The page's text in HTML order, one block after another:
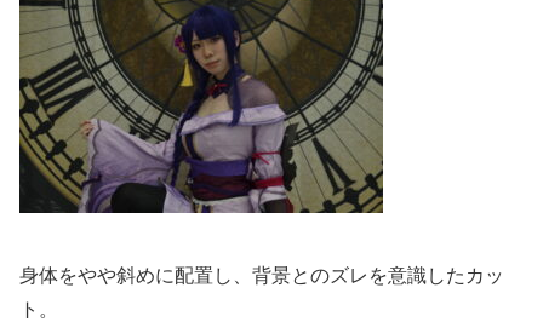
身体をやや斜めに配置し、背景とのズレを意識したカッ
ト。